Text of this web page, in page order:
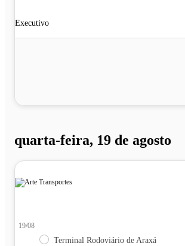
Executivo
quarta-feira, 19 de agosto
19/08
Terminal Rodoviário de Araxá